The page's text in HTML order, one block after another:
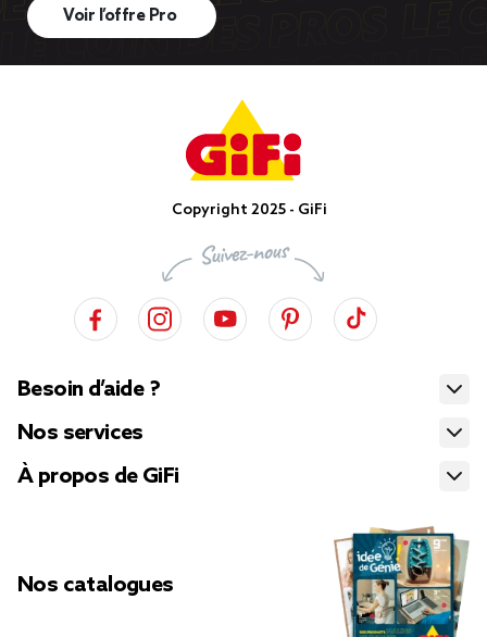
Voir l’offre Pro
Copyright 2025 - GiFi
Besoin d’aide ?
Nos services
À propos de GiFi
Nos catalogues